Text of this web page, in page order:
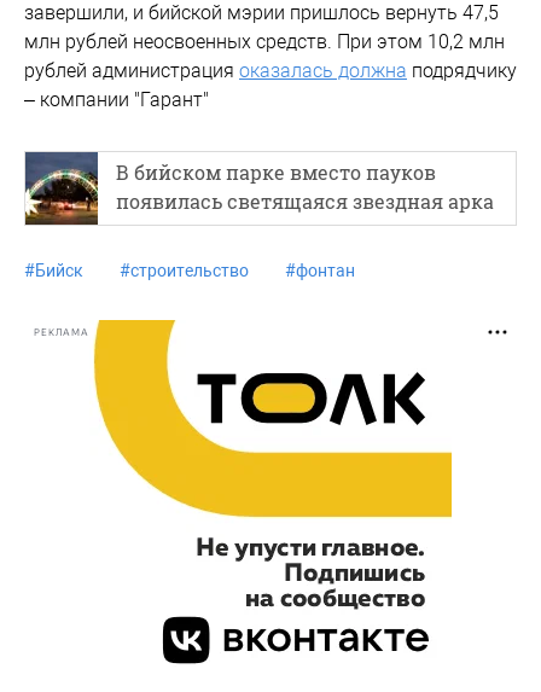
завершили, и бийской мэрии пришлось вернуть 47,5
млн рублей неосвоенных средств. При этом 10,2 млн
рублей администрация оказалась должна подрядчику
– компании "Гарант"
В бийском парке вместо пауков
появилась светящаяся звездная арка
#Бийск #строительство #фонтан
РЕКЛАМА